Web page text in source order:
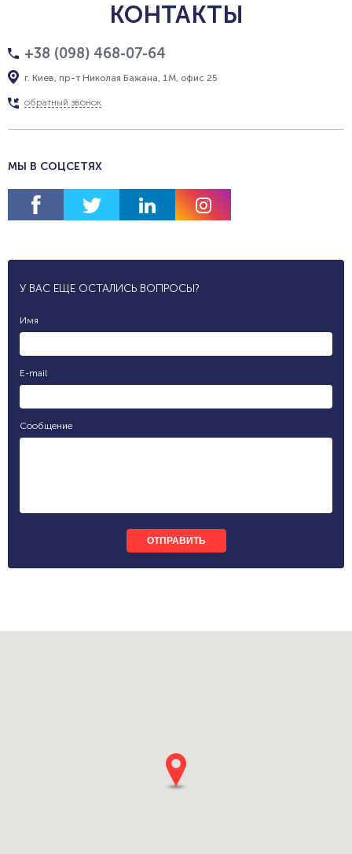
КОНТАКТЫ
+38 (098) 468-07-64
г. Киев, пр-т Николая Бажана, 1М, офис 25
обратный звонок
МЫ В СОЦСЕТЯХ
У ВАС ЕЩЕ ОСТАЛИСЬ ВОПРОСЫ?
Имя
E-mail
Сообщение
ОТПРАВИТЬ